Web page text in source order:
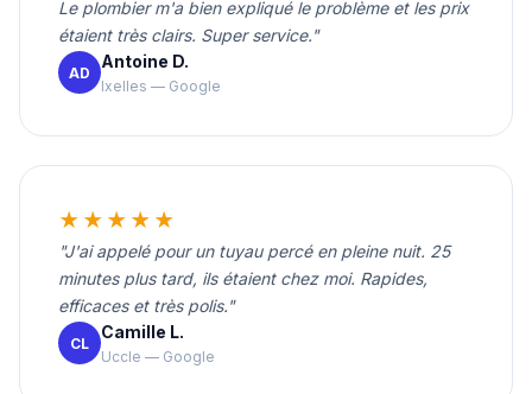
Le plombier m'a bien expliqué le problème et les prix
étaient très clairs. Super service."
AD
Antoine D.
Ixelles — Google
★★★★★
"J'ai appelé pour un tuyau percé en pleine nuit. 25
minutes plus tard, ils étaient chez moi. Rapides,
efficaces et très polis."
CL
Camille L.
Uccle — Google